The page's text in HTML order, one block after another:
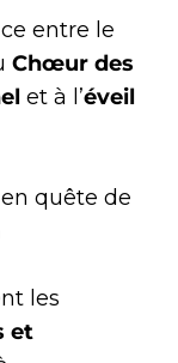
entre le
Chœur des
et à l’éveil
quête de
les
et